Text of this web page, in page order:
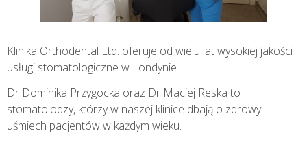
Klinika Orthodental Ltd. oferuje od wielu lat wysokiej jakości
usługi stomatologiczne w Londynie.
Dr Dominika Przygocka oraz Dr Maciej Reska to
stomatolodzy, którzy w naszej klinice dbają o zdrowy
uśmiech pacjentów w każdym wieku.